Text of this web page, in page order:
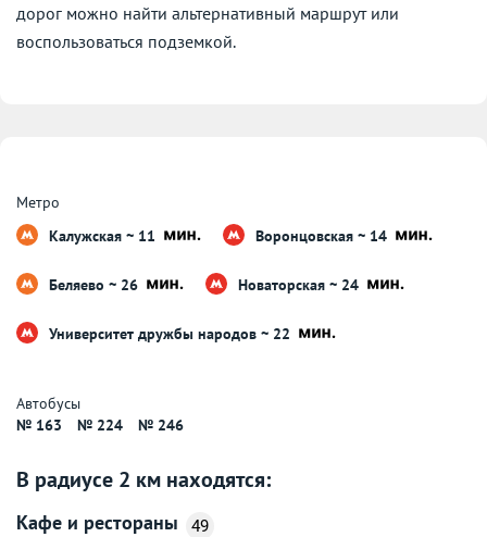
дорог можно найти альтернативный маршрут или
воспользоваться подземкой.
Метро
Калужская ~ 11
Воронцовская ~ 14
Беляево ~ 26 Новаторская ~ 24
Университет дружбы народов ~ 22
Автобусы
№ 163
№ 224 № 246
В радиусе 2 км находятся:
Кафе и рестораны 49